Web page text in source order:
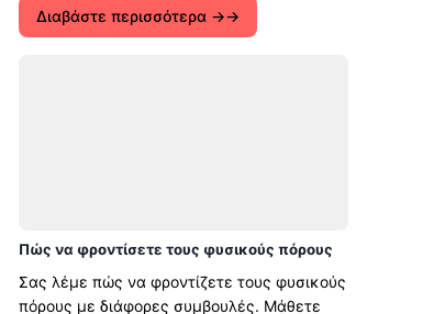
Διαβάστε περισσότερα →
Πώς να φροντίσετε τους φυσικούς πόρους
Σας λέμε πώς να φροντίζετε τους φυσικούς
πόρους με διάφορες συμβουλές. Μάθετε